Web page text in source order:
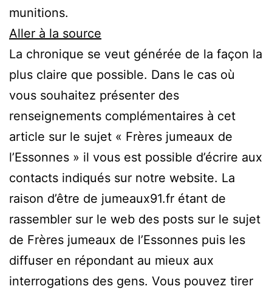
munitions.
Aller à la source
La chronique se veut générée de la façon la
plus claire que possible. Dans le cas où
vous souhaitez présenter des
renseignements complémentaires à cet
article sur le sujet « Frères jumeaux de
l’Essonnes » il vous est possible d’écrire aux
contacts indiqués sur notre website. La
raison d’être de jumeaux91.fr étant de
rassembler sur le web des posts sur le sujet
de Frères jumeaux de l’Essonnes puis les
diffuser en répondant au mieux aux
interrogations des gens. Vous pouvez tirer